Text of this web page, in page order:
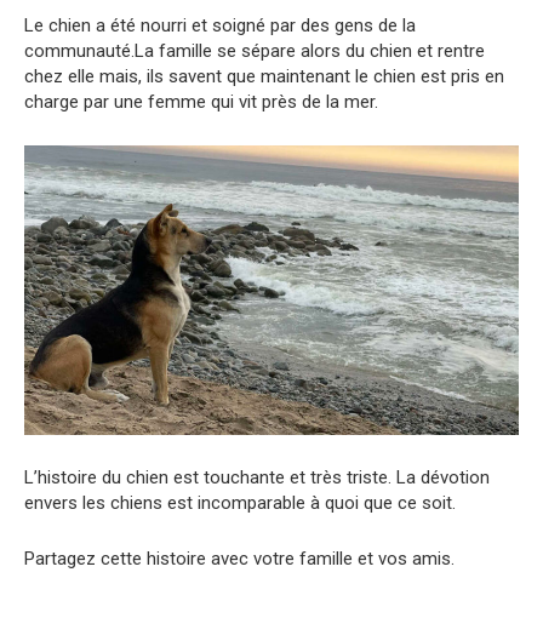
Le chien a été nourri et soigné par des gens de la
communauté.La famille se sépare alors du chien et rentre
chez elle mais, ils savent que maintenant le chien est pris en
charge par une femme qui vit près de la mer.
L’histoire du chien est touchante et très triste. La dévotion
envers les chiens est incomparable à quoi que ce soit.
Partagez cette histoire avec votre famille et vos amis.